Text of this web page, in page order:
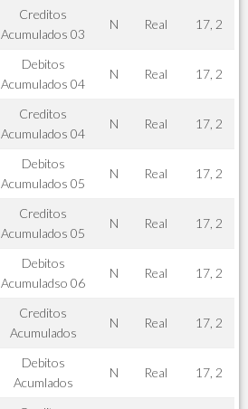
Creditos
Acumulados 03
N Real 17, 2
Debitos
Acumulados 04
N Real 17, 2
Creditos
Acumulados 04
N Real 17, 2
Debitos
Acumulados 05
N Real 17, 2
Creditos
Acumulados 05
N Real 17, 2
Debitos
Acumuladso 06
N Real 17, 2
Creditos
Acumulados
N Real 17, 2
Debitos
Acumlados
N Real 17, 2